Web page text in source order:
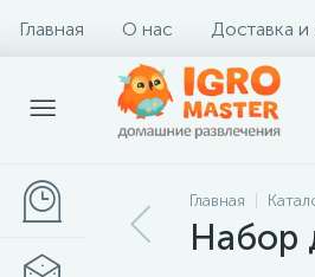
Главная О нас Доставка и
Главная
Набор